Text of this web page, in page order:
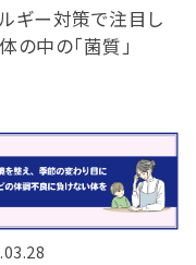
ギー対策で注目し
の中の「菌質」